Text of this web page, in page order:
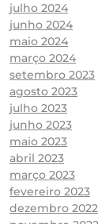
julho 2024
junho 2024
maio 2024
março 2024
setembro 2023
agosto 2023
julho 2023
junho 2023
maio 2023
abril 2023
março 2023
fevereiro 2023
dezembro 2022